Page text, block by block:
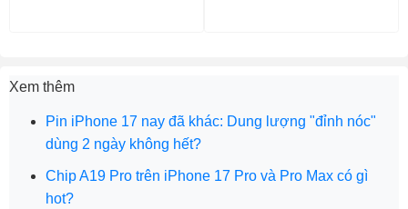
Xem thêm
Pin iPhone 17 nay đã khác: Dung lượng "đỉnh nóc"
dùng 2 ngày không hết?
Chip A19 Pro trên iPhone 17 Pro và Pro Max có gì
hot?